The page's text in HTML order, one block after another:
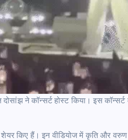
दोसांझ ने कॉन्सर्ट होस्ट किया। इस
शेयर किए हैं। इन वीडियोज में कृति और